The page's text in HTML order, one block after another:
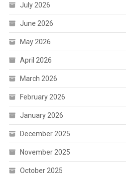
July 2026
June 2026
May 2026
April 2026
March 2026
February 2026
January 2026
December 2025
November 2025
October 2025